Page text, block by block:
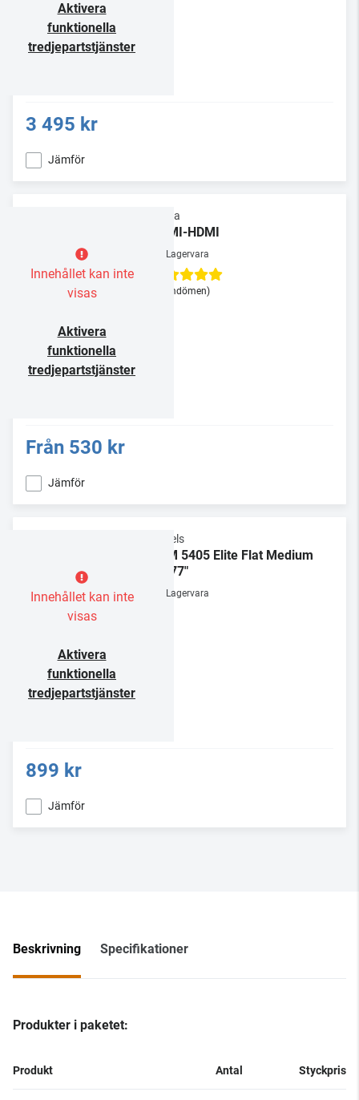
Aktivera
funktionella
tredjepartstjänster
3 495 kr
Jämför
Innehållet kan inte
visas
Aktivera
funktionella
tredjepartstjänster
Supra
HDMI-HDMI
Lagervara
(3 omdömen)
Från 530 kr
Jämför
Innehållet kan inte
visas
Aktivera
funktionella
tredjepartstjänster
Vogels
TVM 5405 Elite Flat Medium
32-77"
Lagervara
899 kr
Jämför
Beskrivning Specifikationer
Produkter i paketet:
Produkt Antal Styckpris